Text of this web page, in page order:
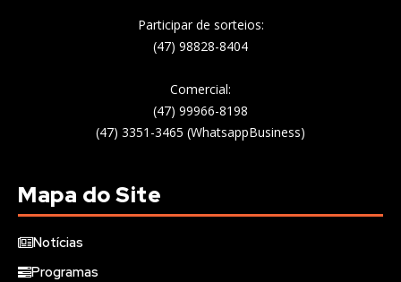
Participar de sorteios:
(47) 98828-8404
Comercial:
(47) 99966-8198
(47) 3351-3465 (WhatsappBusiness)
Mapa do Site
Notícias
Programas